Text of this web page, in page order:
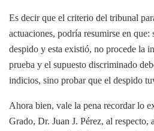
Es decir que el criterio del tribunal
actuaciones, podría resumirse en que:
despido y esta existió, no procede la
prueba y el supuesto discriminado
indicios, sino probar que el despido
Ahora bien, vale la pena recordar lo
Grado, Dr. Juan J. Pérez, al respecto,